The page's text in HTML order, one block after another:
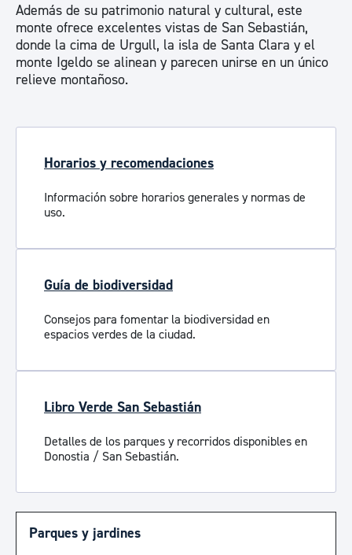
Además de su patrimonio natural y cultural, este
monte ofrece excelentes vistas de San Sebastián,
donde la cima de Urgull, la isla de Santa Clara y el
monte Igeldo se alinean y parecen unirse en un único
relieve montañoso.
Horarios y recomendaciones
Información sobre horarios generales y normas de
uso.
Guía de biodiversidad
Consejos para fomentar la biodiversidad en
espacios verdes de la ciudad.
Libro Verde San Sebastián
Detalles de los parques y recorridos disponibles en
Donostia / San Sebastián.
Parques y jardines